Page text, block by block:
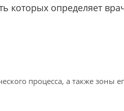
которых определяет
процесса, а также зоны